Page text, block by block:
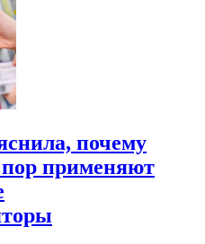
почему
пор применяют